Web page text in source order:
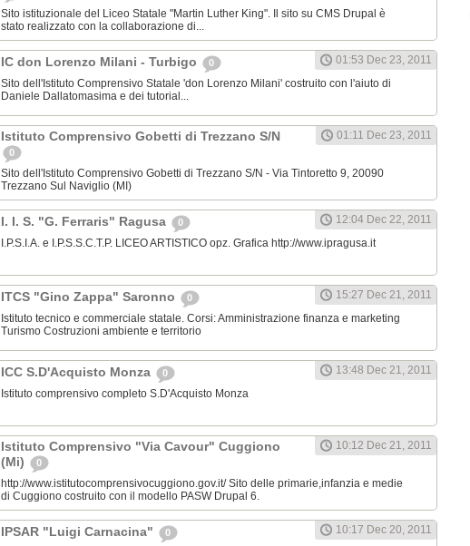
Sito istituzionale del Liceo Statale "Martin Luther King". Il sito su CMS Drupal è
stato realizzato con la collaborazione di...
IC don Lorenzo Milani - Turbigo 0
01:53 Dec 23, 2011
Sito dell'Istituto Comprensivo Statale 'don Lorenzo Milani' costruito con l'aiuto di
Daniele Dallatomasima e dei tutorial...
Istituto Comprensivo Gobetti di Trezzano S/N
0
01:11 Dec 23, 2011
Sito dell'Istituto Comprensivo Gobetti di Trezzano S/N - Via Tintoretto 9, 20090
Trezzano Sul Naviglio (MI)
I. I. S. "G. Ferraris" Ragusa 0
12:04 Dec 22, 2011
I.P.S.I.A. e I.P.S.S.C.T.P. LICEO ARTISTICO opz. Grafica http://www.ipragusa.it
ITCS "Gino Zappa" Saronno 0
15:27 Dec 21, 2011
Istituto tecnico e commerciale statale. Corsi: Amministrazione finanza e marketing
Turismo Costruzioni ambiente e territorio
ICC S.D'Acquisto Monza 0
13:48 Dec 21, 2011
Istituto comprensivo completo S.D'Acquisto Monza
Istituto Comprensivo "Via Cavour" Cuggiono
(Mi)
0
10:12 Dec 21, 2011
http://www.istitutocomprensivocuggiono.gov.it/ Sito delle primarie,infanzia e medie
di Cuggiono costruito con il modello PASW Drupal 6.
IPSAR "Luigi Carnacina" 0
10:17 Dec 20, 2011